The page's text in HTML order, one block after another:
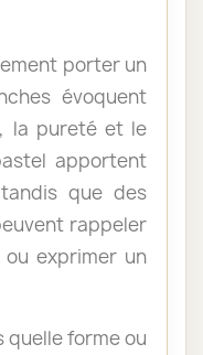
porter un
évoquent
la pureté et le
apportent
que des
rappeler
exprimer un
quelle forme ou